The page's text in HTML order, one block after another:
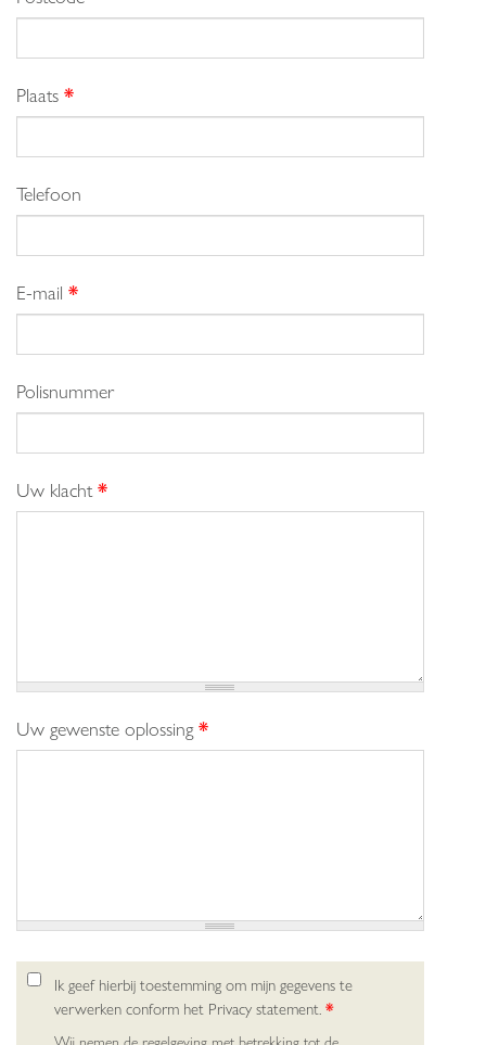
Plaats *
Telefoon
E-mail *
Polisnummer
Uw klacht*
Uw gewenste oplossing*
Ik geef hierbij toestemming om mijn gegevens te
verwerken conform het Privacy statement.*